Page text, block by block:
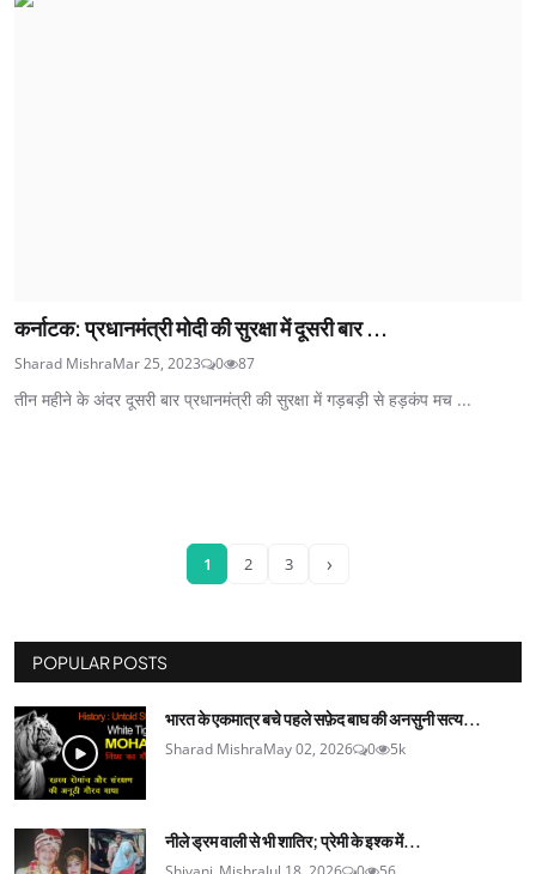
कर्नाटक: प्रधानमंत्री मोदी की सुरक्षा में दूसरी बार ...
Sharad MishraMar 25, 2023 0 87
तीन महीने के अंदर दूसरी बार प्रधानमंत्री की सुरक्षा में गड़बड़ी से हड़कंप मच ...
1 2 3 ›
POPULAR POSTS
भारत के एकमात्र बचे पहले सफ़ेद बाघ की अनसुनी सत्य...
Sharad MishraMay 02, 2026 0 5k
नीले ड्रम वाली से भी शातिर; प्रेमी के इश्‍क में...